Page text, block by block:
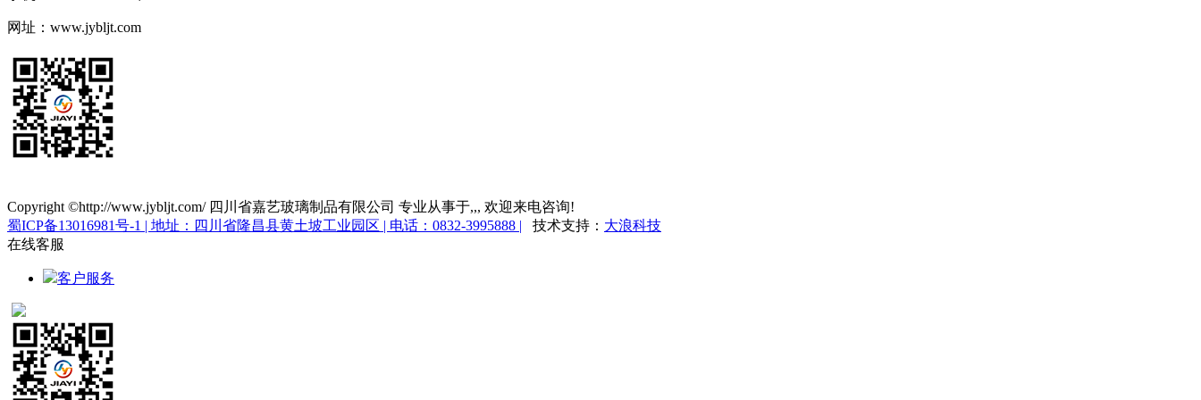
网址：www.jybljt.com
Copyright ©http://www.jybljt.com/ 四川省嘉艺玻璃制品有限公司 专业从事于,,, 欢迎来电咨询!
蜀ICP备13016981号-1 | 地址：四川省隆昌县黄土坡工业园区 | 电话：0832-3995888 | 技术支持： 大浪科技
在线客服
客户服务